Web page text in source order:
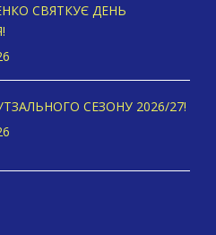
СВЯТКУЄ ДЕНЬ
СЕЗОНУ 2026/27!